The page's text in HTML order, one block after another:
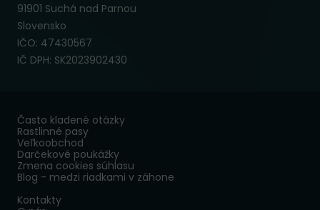
91901 Suchá nad Parnou
Slovensko
IČO: 47430567
IČ DPH: SK2023902430
Často kladené otázky
Rastlinné pasy
Veľkoobchod
Darčekové poukážky
Zmena cookies súhlasu
Blog - medzi riadkami v záhone
Kontakty